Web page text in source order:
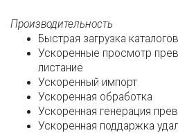
Производительность
Быстрая загрузка каталогов
Ускоренные просмотр
листание
Ускоренный импорт
Ускоренная обработка
Ускоренная генерация
Ускоренная поддаржка